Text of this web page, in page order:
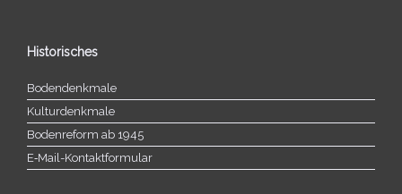
Historisches
Bodendenkmale
Kulturdenkmale
Bodenreform ab 1945
E‑Mail-​​Kontaktformular